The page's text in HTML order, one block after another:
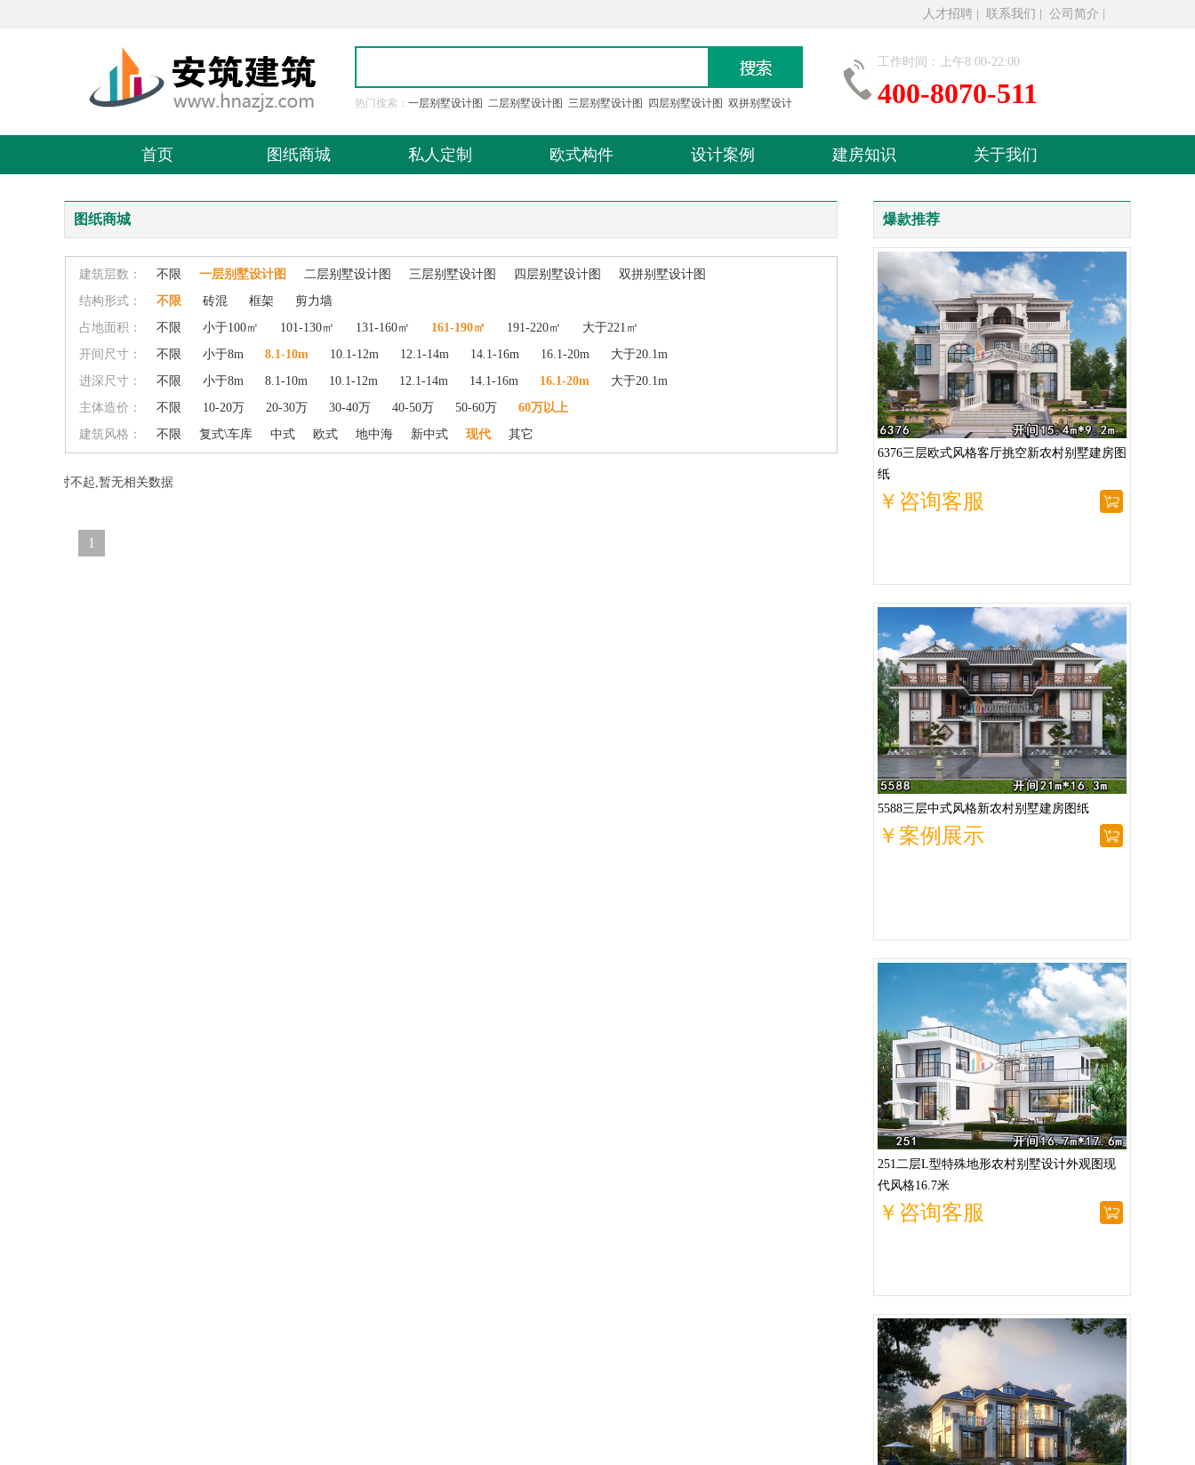
人才招聘 联系我们 公司简介
热门搜索： 一层别墅设计图 二层别墅设计图 三层别墅设计图 四层别墅设计图 双拼别墅设计
工作时间：上午8:00-22:00
400-8070-511
首页 图纸商城 私人定制 欧式构件 设计案例 建房知识 关于我们
爆款推荐
6376三层欧式风格客厅挑空新农村别墅建房图
纸
￥咨询客服
5588三层中式风格新农村别墅建房图纸
￥案例展示
251二层L型特殊地形农村别墅设计外观图现
代风格16.7米
￥咨询客服
图纸商城
建筑层数： 不限 一层别墅设计图 二层别墅设计图 三层别墅设计图 四层别墅设计图
双拼别墅设计图
结构形式：
不限 砖混 框架
剪力墙
占地面积：
不限 小于100㎡ 101-130㎡ 131-160㎡ 161-190㎡ 191-220㎡
大于221㎡
开间尺寸：
不限 小于8m 8.1-10m 10.1-12m 12.1-14m 14.1-16m 16.1-20m
大于20.1m
进深尺寸：
不限 小于8m 8.1-10m 10.1-12m 12.1-14m 14.1-16m 16.1-20m
大于20.1m
主体造价：
不限 10-20万 20-30万 30-40万 40-50万 50-60万
60万以上
建筑风格：
不限 复式\车库 中式 欧式 地中海 新中式 现代 其它
对不起,暂无相关数据
1